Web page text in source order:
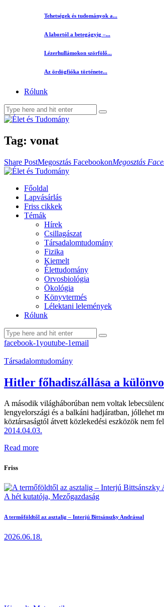
Tehetségek és tudományok a...
A labortól a betegágyig –...
Lézerhullámokon szörfölő...
Az ördögfióka története...
Rólunk
Tag: vonat
Share PostMegosztás FacebookonMegosztás
Főoldal
Lapvásárlás
Friss cikkek
Témák
Hírek
Csillagászat
Társadalomtudomány
Fizika
Kiemelt
Élettudomány
Orvosbiológia
Ökológia
Könyvtermés
Lélektani lelemények
Rólunk
facebook-1youtube-1email
Társadalomtudomány
Hitler főhadiszállása a
A második világháborúban nem voltak
lengyelországi és a balkáni hadjáratban, jóllehet
köztársaságtól átvett közlekedési eszközök nem
2014.04.03.
Read more
Friss
A hét kutatója, Mezőgazdaság
A termőföldtől az asztalig – Interjú Bittsánszky Andrással
2026.06.18.